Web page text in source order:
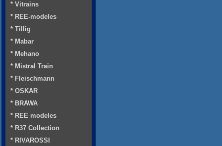
* Vitrains
* REE-modeles
* Tillig
* Mabar
* Mehano
* Mistral Train
* Fleischmann
* OSKAR
* BRAWA
* REE modeles
* R37 Collection
* RIVAROSSI